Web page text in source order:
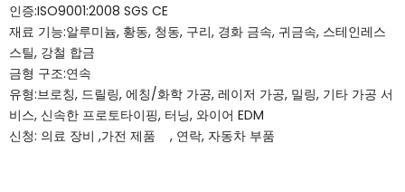
인증:ISO9001:2008 SGS CE
재료 기능:알루미늄, 황동, 청동, 구리, 경화 금속, 귀금속, 스테인레스
스틸, 강철 합금
금형 구조:연속
유형:브로칭, 드릴링, 에칭/화학 가공, 레이저 가공, 밀링, 기타 가공 서
비스, 신속한 프로토타이핑, 터닝, 와이어 EDM
신청: 의료 장비 ,가전 제품 , 연락, 자동차 부품